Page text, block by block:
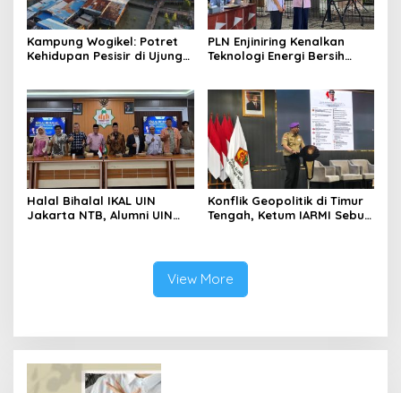
Kampung Wogikel: Potret
Kehidupan Pesisir di Ujung
Keterbatasan
PLN Enjiniring Kenalkan
Teknologi Energi Bersih
Halal Bihalal IKAL UIN
Jakarta NTB, Alumni UIN
Konflik Geopolitik di Timur
Tengah, Ketum IARMI Sebut
View More